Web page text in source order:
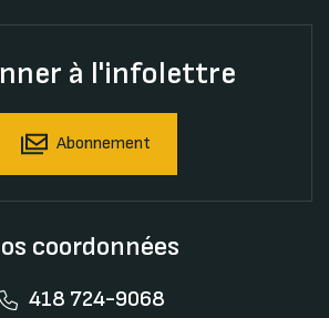
à l'infolettre
Abonnement
coordonnées
418 724-9068